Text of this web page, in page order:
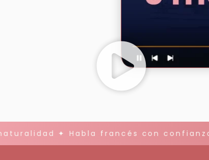
✦ Habla francés con